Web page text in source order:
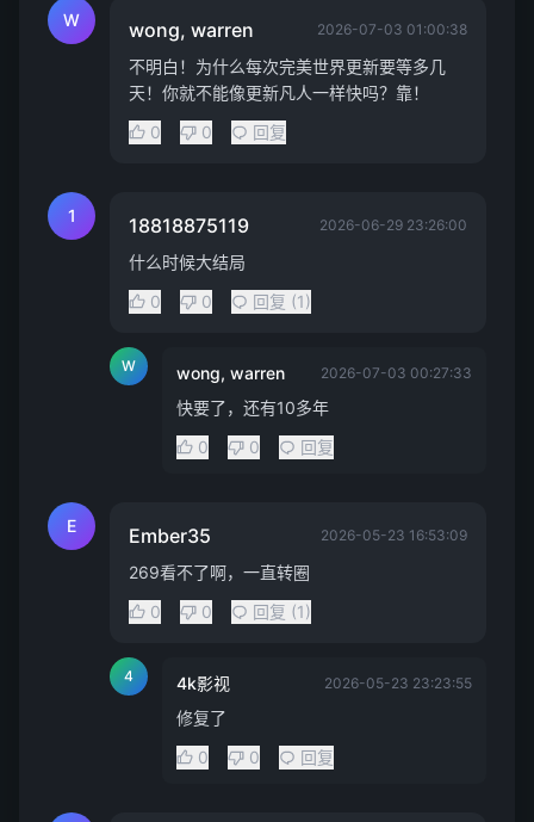
W wong, warren 2026-07-03 01:00:38
不明白！为什么每次完美世界更新要等多几
天！你就不能像更新凡人一样快吗？靠！
0
0 回复
1 18818875119 2026-06-29 23:26:00
什么时候大结局
0
0 回复 (1)
W wong, warren 2026-07-03 00:27:33
快要了，还有10多年
0
0 回复
E Ember35 2026-05-23 16:53:09
269看不了啊，一直转圈
0
0 回复 (1)
4 4k影视 2026-05-23 23:23:55
修复了
0
0 回复